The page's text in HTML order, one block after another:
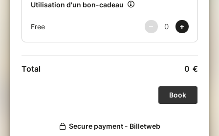
en fonction de l’inspiration du moment et des
approvisionnements en légumes de saison.
Merci de consulter les conditions générales de
Contact : 07 69 73 02 90